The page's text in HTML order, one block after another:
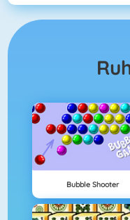
Bubble Shooter